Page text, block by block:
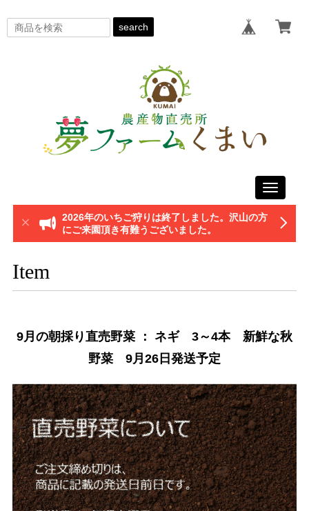
search
Toggle
2026年のいちご狩りは終了しました。沢山の方
にご来園頂き有難うございました。
Item
9月の朝採り直売野菜 ： ネギ 3～4本 新鮮な秋
野菜 9月26日発送予定